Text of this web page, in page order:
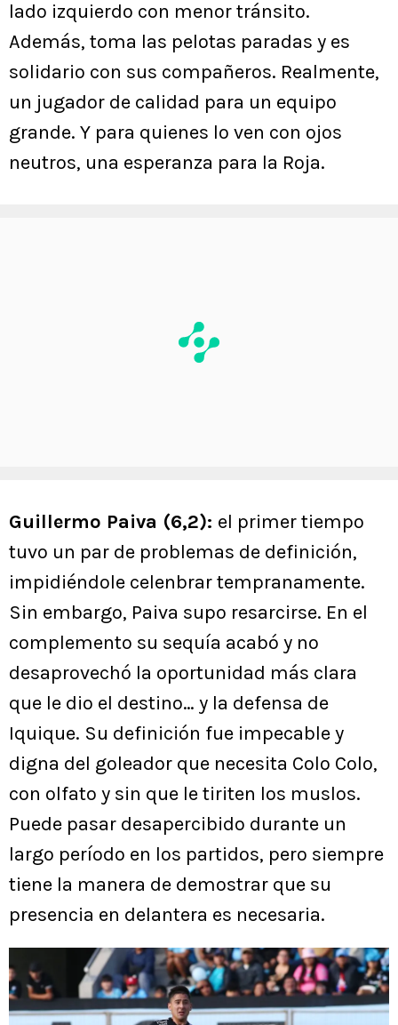
lado izquierdo con menor tránsito.
Además, toma las pelotas paradas y es
solidario con sus compañeros. Realmente,
un jugador de calidad para un equipo
grande. Y para quienes lo ven con ojos
neutros, una esperanza para la Roja.
Guillermo Paiva (6,2): el primer tiempo
tuvo un par de problemas de definición,
impidiéndole celenbrar tempranamente.
Sin embargo, Paiva supo resarcirse. En el
complemento su sequía acabó y no
desaprovechó la oportunidad más clara
que le dio el destino… y la defensa de
Iquique. Su definición fue impecable y
digna del goleador que necesita Colo Colo,
con olfato y sin que le tiriten los muslos.
Puede pasar desapercibido durante un
largo período en los partidos, pero siempre
tiene la manera de demostrar que su
presencia en delantera es necesaria.